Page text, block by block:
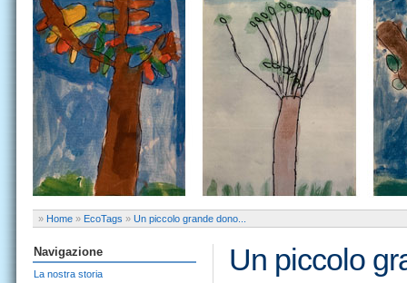
» Home » EcoTags » Un piccolo grande dono...
Un piccolo
Navigazione
La nostra storia